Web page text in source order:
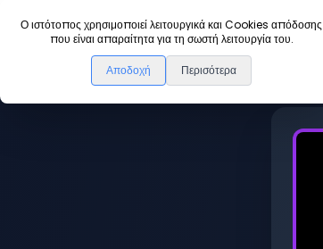
Ο ιστότοπος χρησιμοποιεί λειτουργικά και Cookies απόδοσης
που είναι απαραίτητα για τη σωστή λειτουργία του.
Αποδοχή Περισότερα
DanceLink Μέλη